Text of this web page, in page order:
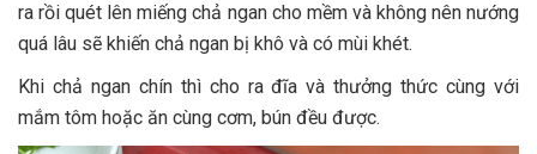
ra rồi quét lên miếng chả ngan cho mềm và không nên nướng
quá lâu sẽ khiến chả ngan bị khô và có mùi khét.
Khi chả ngan chín thì cho ra đĩa và thưởng thức cùng với
mắm tôm hoặc ăn cùng cơm, bún đều được.